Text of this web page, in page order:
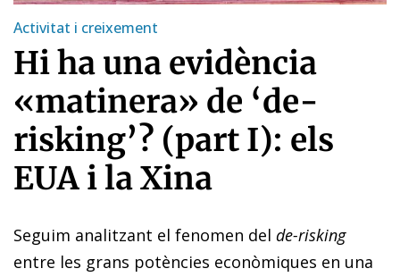
Activitat i creixement
Hi ha una evidència
«matinera» de ‘de-
risking’? (part I): els
EUA i la Xina
Seguim analitzant el fenomen del de-risking
entre les grans potències econòmiques en una